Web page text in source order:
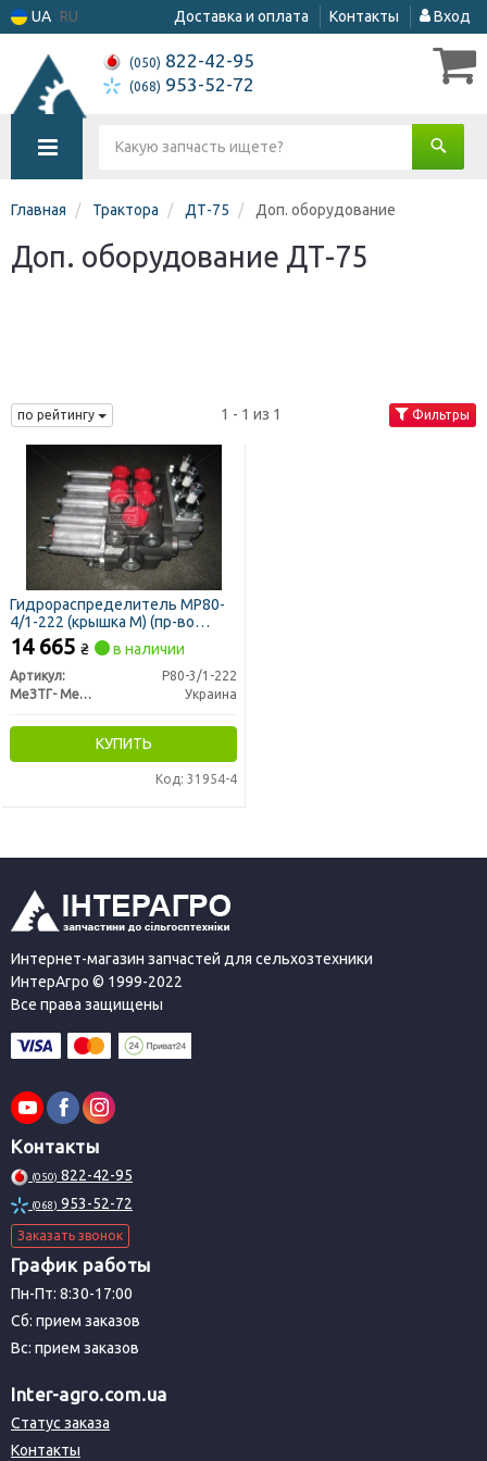
UA RU Доставка и оплата Контакты Вход
(050) 822-42-95
(068) 953-52-72
Главная Трактора ДТ-75 Доп. оборудование
Доп. оборудование ДТ-75
по рейтингу 1 - 1 из 1 Фильтры
Гидрораспределитель МР80-
4/1-222 (крышка М) (пр-во
Гидросила-МЗТГ)
14 665 ₴ в наличии
Артикул:
Р80-3/1-222
МеЗТГ- Мелитопольский завод гидроагрегатов
Украина
КУПИТЬ
Код: 31954-4
Интернет-магазин запчастей для сельхозтехники
ИнтерАгро © 1999-2022
Все права защищены
Контакты
(050) 822-42-95
(068) 953-52-72
Заказать звонок
График работы
Пн-Пт: 8:30-17:00
Сб: прием заказов
Вс: прием заказов
Inter-agro.com.ua
Статус заказа
Контакты